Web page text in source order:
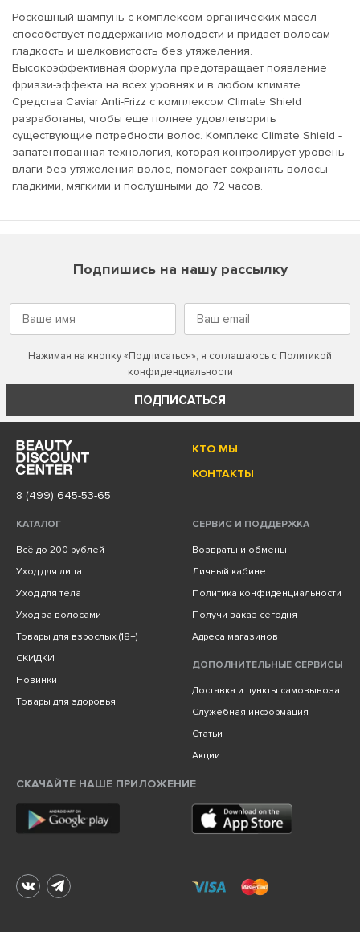
Роскошный шампунь с комплексом органических масел
способствует поддержанию молодости и придает волосам
гладкость и шелковистость без утяжеления.
Высокоэффективная формула предотвращает появление
фриззи-эффекта на всех уровнях и в любом климате.
Средства Caviar Anti-Frizz с комплексом Climate Shield
разработаны, чтобы еще полнее удовлетворить
существующие потребности волос. Комплекс Climate Shield -
запатентованная технология, которая контролирует уровень
влаги без утяжеления волос, помогает сохранять волосы
гладкими, мягкими и послушными до 72 часов.
Подпишись на нашу рассылку
Нажимая на кнопку «Подписаться», я соглашаюсь с Политикой
конфиденциальности
ПОДПИСАТЬСЯ
КТО МЫ
КОНТАКТЫ
8 (499) 645-53-65
КАТАЛОГ
Всё до 200 рублей
Уход для лица
Уход для тела
Уход за волосами
Товары для взрослых (18+)
СКИДКИ
Новинки
Товары для здоровья
СЕРВИС И ПОДДЕРЖКА
Возвраты и обмены
Личный кабинет
Политика конфиденциальности
Получи заказ сегодня
Адреса магазинов
ДОПОЛНИТЕЛЬНЫЕ СЕРВИСЫ
Доставка и пункты самовывоза
Служебная информация
Статьи
Акции
СКАЧАЙТЕ НАШЕ ПРИЛОЖЕНИЕ